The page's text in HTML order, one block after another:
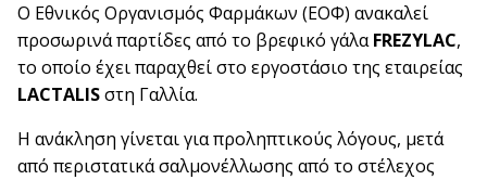
Ο Εθνικός Οργανισμός Φαρμάκων (ΕΟΦ) ανακαλεί
προσωρινά παρτίδες από το βρεφικό γάλαFREZYLAC,
το οποίο έχει παραχθεί στο εργοστάσιο της εταιρείας
LACTALISστη Γαλλία.
Η ανάκληση γίνεται για προληπτικούς λόγους, μετά
από περιστατικά σαλμονέλλωσης από το στέλεχος